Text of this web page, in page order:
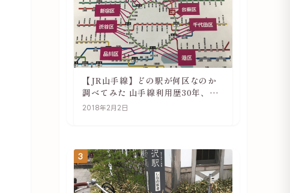
【JR山手線】どの駅が何区なのか
調べてみた 山手線利用歴30年、私
の考察
2018年2月2日
3